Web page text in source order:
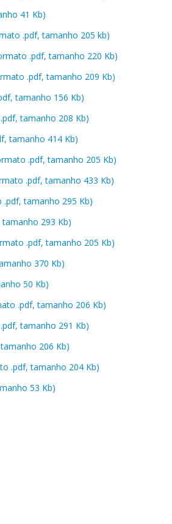
41 Kb)
.pdf, tamanho 205 kb)
.pdf, tamanho 220 Kb)
.pdf, tamanho 209 Kb)
tamanho 156 Kb)
tamanho 208 Kb)
tamanho 414 Kb)
.pdf, tamanho 205 Kb)
.pdf, tamanho 433 Kb)
tamanho 295 Kb)
293 Kb)
.pdf, tamanho 205 Kb)
370 Kb)
50 Kb)
.pdf, tamanho 206 Kb)
tamanho 291 Kb)
206 Kb)
.pdf, tamanho 204 Kb)
53 Kb)